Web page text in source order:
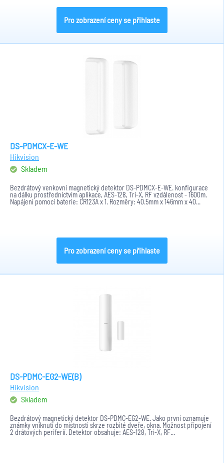
Pro zobrazení ceny se přihlaste
DS-PDMCX-E-WE
Hikvision
Skladem
Bezdrátový venkovní magnetický detektor DS-PDMCX-E-WE. konfigurace
na dálku prostřednictvím aplikace, AES-128, Tri-X, RF vzdálenost - 1600m.
Napájení pomocí baterie: CR123A x 1. Rozměry: 40.5mm x 146mm x 40...
Pro zobrazení ceny se přihlaste
DS-PDMC-EG2-WE(B)
Hikvision
Skladem
Bezdrátový magnetický detektor DS-PDMC-EG2-WE. Jako první oznamuje
známky vniknutí do místnosti skrze rozbité dveře, okna. Možnost připojení
2 drátových periferií. Detektor obsahuje: AES-128, Tri-X, RF...